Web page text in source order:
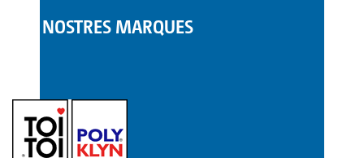
LES NOSTRES MARQUES